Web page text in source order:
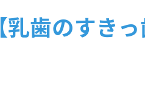
【乳歯のすきっ